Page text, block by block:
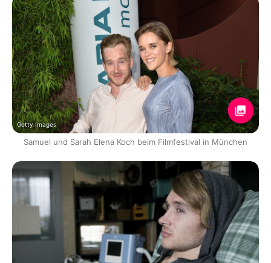
Getty Images
Samuel und Sarah Elena Koch beim Filmfestival in München